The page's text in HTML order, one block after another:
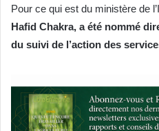
Pour ce qui est du ministère de
Hafid Chakra, a été nommé
du suivi de l’action des